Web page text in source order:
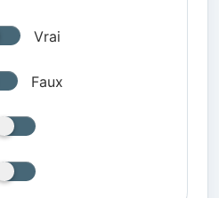
Vrai
Faux